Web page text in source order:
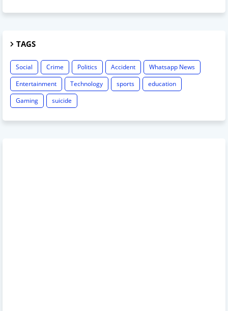
TAGS
Social Crime Politics Accident
Whatsapp News
Entertainment
Technology sports
education
Gaming
suicide